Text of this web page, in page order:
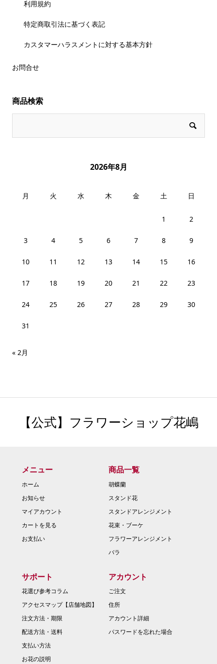
利用規約
特定商取引法に基づく表記
カスタマーハラスメントに対する基本方針
お問合せ
商品検索
2026年8月
月 火 水 木 金 土 日
1 2
3 4 5 6 7 8 9
10 11 12 13 14 15 16
17 18 19 20 21 22 23
24 25 26 27 28 29 30
31
« 2月
【公式】フラワーショップ花嶋
メニュー
ホーム
お知らせ
マイアカウント
カートを見る
お支払い
商品一覧
胡蝶蘭
スタンド花
スタンドアレンジメント
花束・ブーケ
フラワーアレンジメント
バラ
サポート
花選び参考コラム
アクセスマップ【店舗地図】
注文方法・期限
配送方法・送料
支払い方法
お花の説明
アカウント
ご注文
住所
アカウント詳細
パスワードを忘れた場合